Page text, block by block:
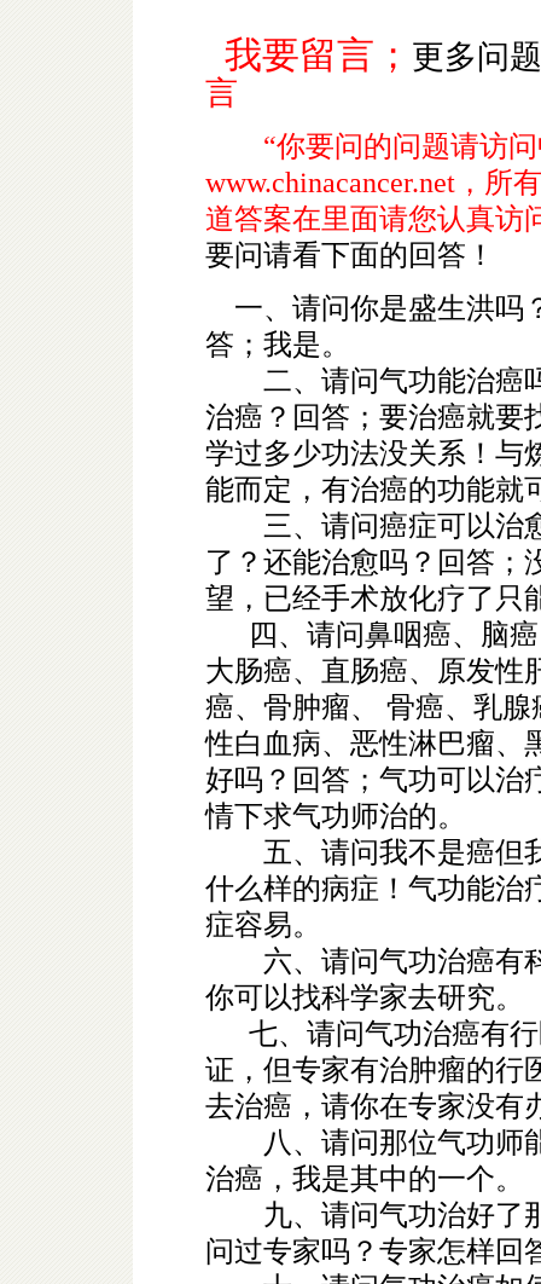
我要留言； 更多问
言
“你要问的问题请访
www.chinacancer.net ，所
道答案在里面请您认真访
要问请看下面的回答！
一、请问你是盛生洪吗
答；我是。
二、请问气功能治癌
治癌？回答；要治癌就要
学过多少功法没关系！与
能而定，有治癌的功能就
三、请问癌症可以治
了？还能治愈吗？回答；
望，已经手术放化疗了只
四、请问鼻咽癌、脑癌
大肠癌、直肠癌、原发性
癌、骨肿瘤、 骨癌、乳
性白血病、恶性淋巴瘤、
好吗？回答；气功可以治
情下求气功师治的。
五、请问我不是癌但
什么样的病症！气功能治
症容易。
六、请问气功治癌有
你可以找科学家去研究。
七、请问气功治癌有行
证，但专家有治肿瘤的行
去治癌，请你在专家没有
八、请问那位气功师
治癌，我是其中的一个。
九、请问气功治好了
问过专家吗？专家怎样回